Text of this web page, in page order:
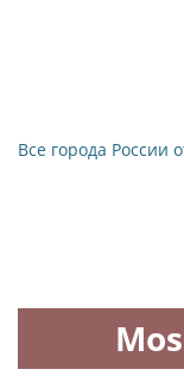
Все города России